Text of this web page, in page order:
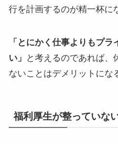
行を計画するのが精一杯に
「とにかく仕事よりもプ
い」
と考えるのであれば、
ないことはデメリットにな
福利厚生が整っていな